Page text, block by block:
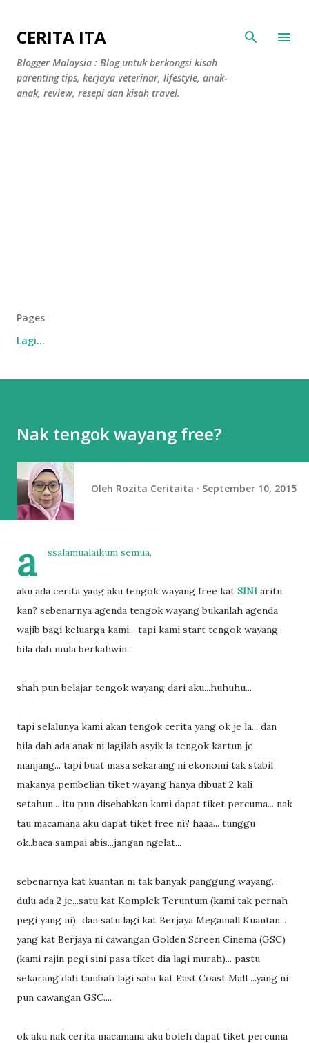
CERITA ITA
Blogger Malaysia : Blog untuk berkongsi kisah
parenting tips, kerjaya veterinar, lifestyle, anak-
anak, review, resepi dan kisah travel.
Pages
Lagi…
Nak tengok wayang free?
Oleh Rozita Ceritaita September 10, 2015
a ssalamualaikum semua,
aku ada cerita yang aku tengok wayang free kat SINI aritu
kan? sebenarnya agenda tengok wayang bukanlah agenda
wajib bagi keluarga kami... tapi kami start tengok wayang
bila dah mula berkahwin..
shah pun belajar tengok wayang dari aku...huhuhu...
tapi selalunya kami akan tengok cerita yang ok je la... dan
bila dah ada anak ni lagilah asyik la tengok kartun je
manjang... tapi buat masa sekarang ni ekonomi tak stabil
makanya pembelian tiket wayang hanya dibuat 2 kali
setahun... itu pun disebabkan kami dapat tiket percuma... nak
tau macamana aku dapat tiket free ni? haaa... tunggu
ok..baca sampai abis...jangan ngelat...
sebenarnya kat kuantan ni tak banyak panggung wayang...
dulu ada 2 je...satu kat Komplek Teruntum (kami tak pernah
pegi yang ni)...dan satu lagi kat Berjaya Megamall Kuantan...
yang kat Berjaya ni cawangan Golden Screen Cinema (GSC)
(kami rajin pegi sini pasa tiket dia lagi murah)... pastu
sekarang dah tambah lagi satu kat East Coast Mall ...yang ni
pun cawangan GSC....
ok aku nak cerita macamana aku boleh dapat tiket percuma